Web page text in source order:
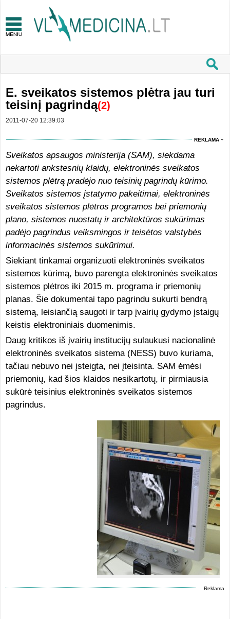
E. sveikatos sistemos plėtra jau turi
teisinį pagrindą(2)
2011-07-20 12:39:03
REKLAMA
Sveikatos apsaugos ministerija (SAM), siekdama
nekartoti ankstesnių klaidų, elektroninės sveikatos
sistemos plėtrą pradėjo nuo teisinių pagrindų kūrimo.
Sveikatos sistemos įstatymo pakeitimai, elektroninės
sveikatos sistemos plėtros programos bei priemonių
plano, sistemos nuostatų ir architektūros sukūrimas
padėjo pagrindus veiksmingos ir teisėtos valstybės
informacinės sistemos sukūrimui.
Siekiant tinkamai organizuoti elektroninės sveikatos
sistemos kūrimą, buvo parengta elektroninės sveikatos
sistemos plėtros iki 2015 m. programa ir priemonių
planas. Šie dokumentai tapo pagrindu sukurti bendrą
sistemą, leisiančią saugoti ir tarp įvairių gydymo įstaigų
keistis elektroniniais duomenimis.
Daug kritikos iš įvairių institucijų sulaukusi nacionalinė
elektroninės sveikatos sistema (NESS) buvo kuriama,
tačiau nebuvo nei įsteigta, nei įteisinta. SAM ėmėsi
priemonių, kad šios klaidos nesikartotų, ir pirmiausia
sukūrė teisinius elektroninės sveikatos sistemos
pagrindus.
Reklama